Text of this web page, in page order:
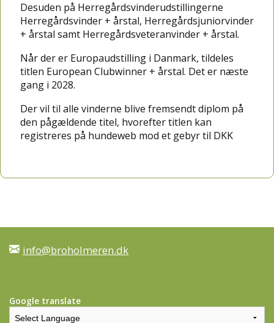
Desuden på Herregårdsvinderudstillingerne
Herregårdsvinder + årstal, Herregårdsjuniorvinder
+ årstal samt Herregårdsveteranvinder + årstal.
Når der er Europaudstilling i Danmark, tildeles
titlen European Clubwinner + årstal. Det er næste
gang i 2028.
Der vil til alle vinderne blive fremsendt diplom på
den pågældende titel, hvorefter titlen kan
registreres på hundeweb mod et gebyr til DKK
info@broholmeren.dk
Google translate